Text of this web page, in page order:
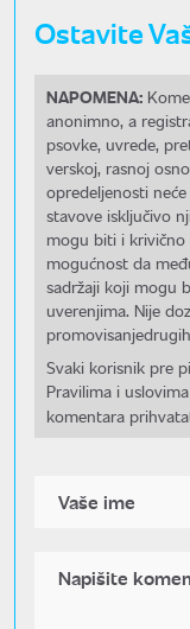
Ostavite
NAPOMENA:
anonimno, a
psovke, uvrede,
verskoj, rasnoj
opredeljenosti
stavove isključivo
mogu biti i
mogućnost da
sadržaji koji mogu
uverenjima. Nije
Svaki korisnik pre
Pravilima i
komentara